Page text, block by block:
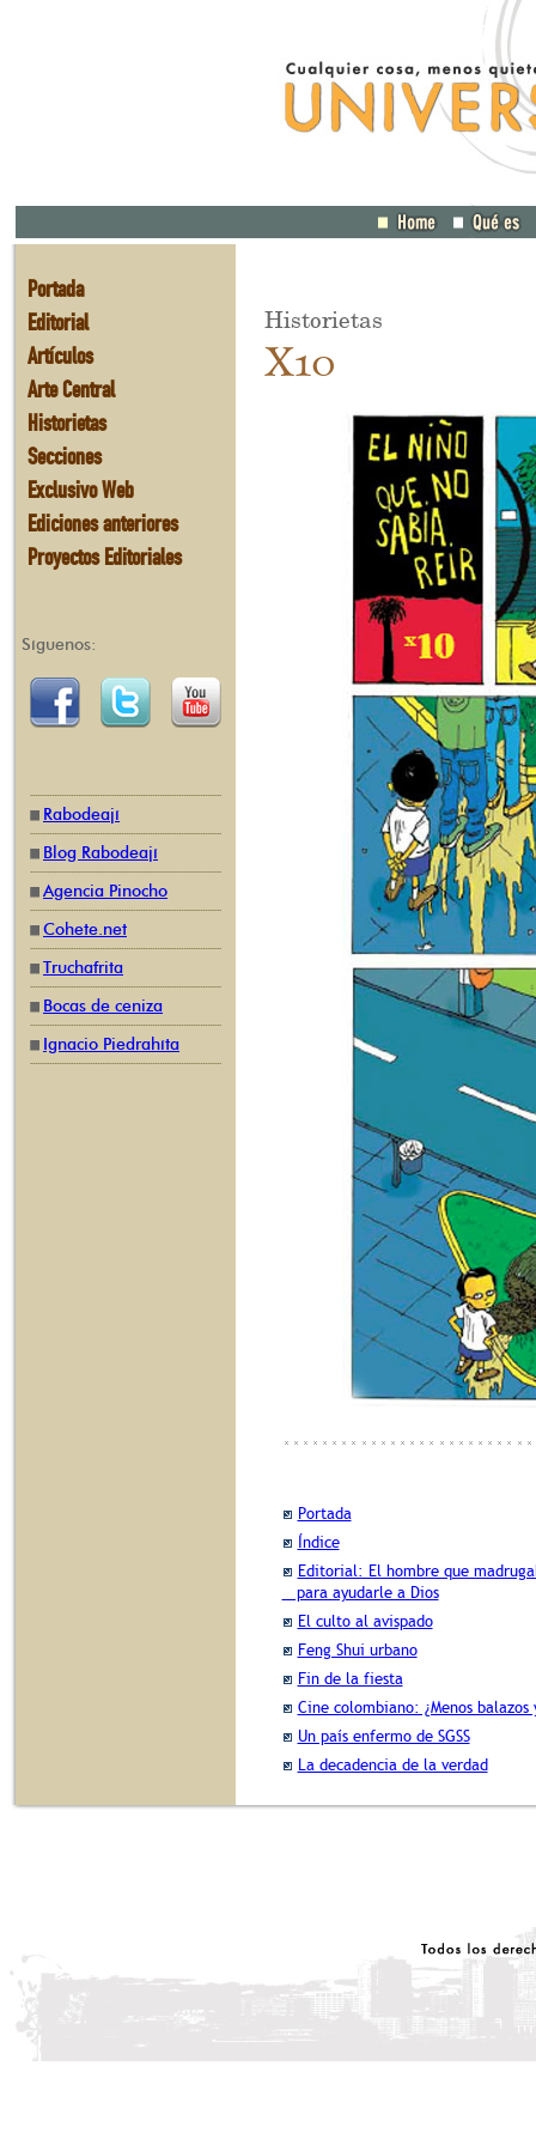
Portada
Editorial
Artículos
Arte Central
Historietas
Secciones
Exclusivo Web
Ediciones anteriores
Proyectos Editoriales
Síguenos:
Rabodeají
Blog Rabodeají
Agencia Pinocho
Cohete.net
Truchafrita
Bocas de ceniza
Ignacio Piedrahíta
Historietas
X10
Portada
Índice
Editorial: El hombre que
para ayudarle a Dios
El culto al avispado
Feng Shui urbano
Fin de la fiesta
Cine colombiano: ¿Menos balazos
Un país enfermo de SGSS
La decadencia de la verdad